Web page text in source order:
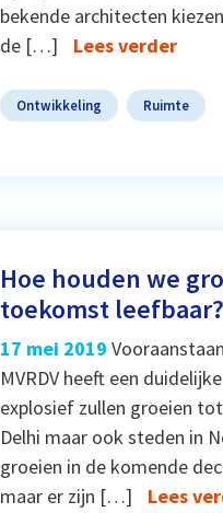
bekende architecten
de […]
Lees verder
Ontwikkeling Ruimte
Hoe houden we
toekomst leefbaar?
17 mei 2019
MVRDV heeft een
explosief zullen groeien
Delhi maar ook steden in
groeien in de komende
maar er zijn […]
Lees